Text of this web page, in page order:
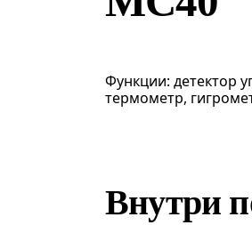
Функции: детектор
термометр,
Внутри